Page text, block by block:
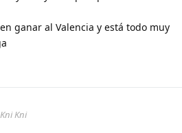
ganar al Valencia y está todo muy
Kni